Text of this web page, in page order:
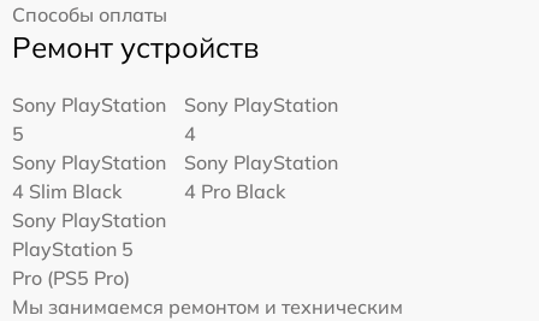
Способы оплаты
Ремонт устройств
Sony PlayStation
5
Sony PlayStation
4
Sony PlayStation
4 Slim Black
Sony PlayStation
4 Pro Black
Sony PlayStation
PlayStation 5
Pro (PS5 Pro)
Мы занимаемся ремонтом и техническим